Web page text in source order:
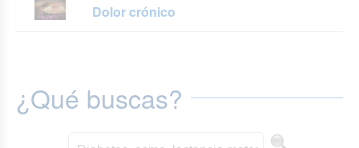
Dolor crónico
¿Qué buscas?